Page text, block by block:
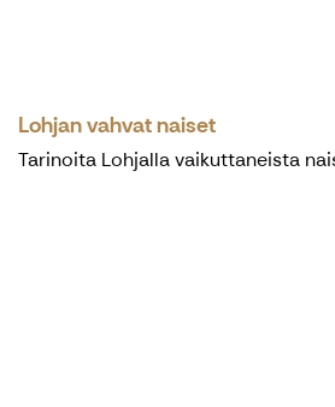
Lohjan vahvat naiset
Tarinoita Lohjalla vaikuttaneista